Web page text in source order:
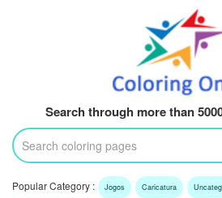
Search through more than
Popular Category : Jogos Caricatura